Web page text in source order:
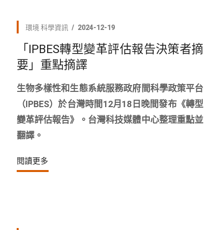
環境 科學資訊 2024-12-19
「IPBES轉型變革評估報告決策者摘
要」重點摘譯
生物多樣性和生態系統服務政府間科學政策平台
（IPBES）於台灣時間12月18日晚間發布《轉型
變革評估報告》。台灣科技媒體中心整理重點並
翻譯。
閱讀更多